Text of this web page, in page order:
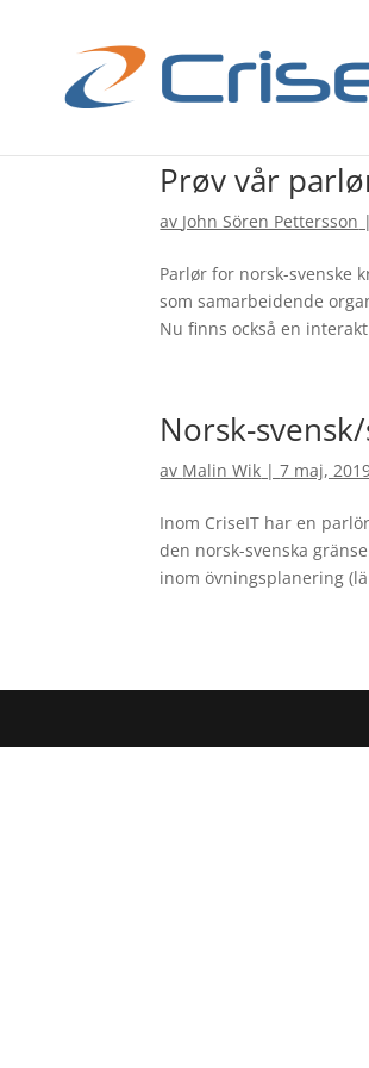
Prøv vår
av John Sören Pettersson
Parlør for norsk-svenske
som samarbeidende
Nu finns också en
Norsk-
av Malin Wik |7 maj,
Inom CriseIT har en
den norsk-svenska
inom övningsplanering